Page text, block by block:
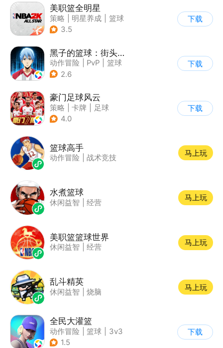
美职篮全明星
策略 明星养成
篮球
| 战术竞技
3.5
下载
黑子的篮球：街头对决
动作冒险 PvP
篮球
| 3v3
2.6
下载
豪门足球风云
策略 卡牌
足球
| 写实
4.0
下载
篮球高手
动作冒险 战术竞技
马上玩
水煮篮球
休闲益智 经营
马上玩
美职篮篮球世界
休闲益智 经营
马上玩
乱斗精英
休闲益智 烧脑
马上玩
全民大灌篮
动作冒险 篮球
3v3
| 腾讯
1.5
下载